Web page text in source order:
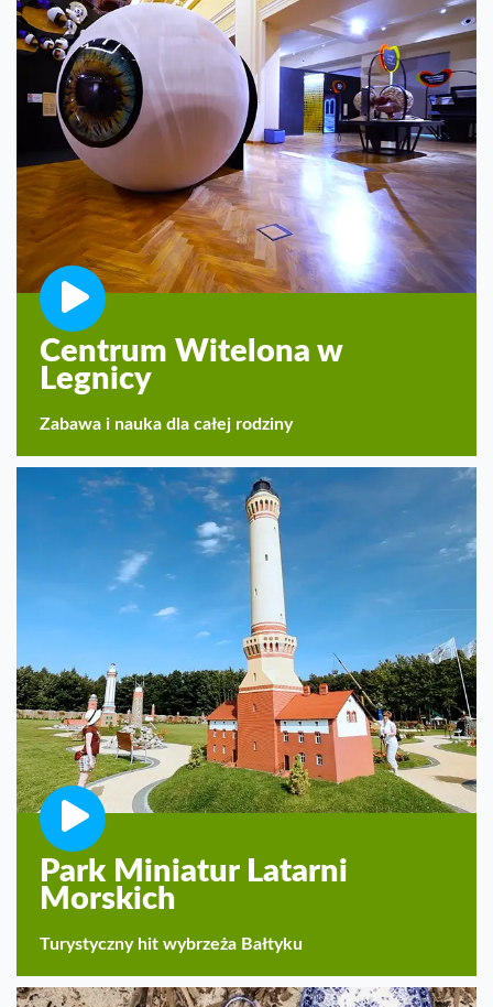
Centrum Witelona w
Legnicy
Zabawa i nauka dla całej rodziny
Park Miniatur Latarni
Morskich
Turystyczny hit wybrzeża Bałtyku